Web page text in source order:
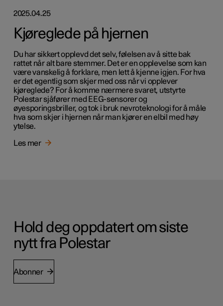
2025.04.25
Kjøreglede på hjernen
Du har sikkert opplevd det selv, følelsen av å sitte bak
rattet når alt bare stemmer. Det er en opplevelse som kan
være vanskelig å forklare, men lett å kjenne igjen. For hva
er det egentlig som skjer med oss når vi opplever
kjøreglede? For å komme nærmere svaret, utstyrte
Polestar sjåfører med EEG-sensorer og
øyesporingsbriller, og tok i bruk nevroteknologi for å måle
hva som skjer i hjernen når man kjører en elbil med høy
ytelse.
Les mer
Hold deg oppdatert om siste
nytt fra Polestar
Abonner